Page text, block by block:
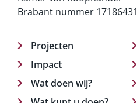
Brabant nummer 17186431
Projecten
Impact
Wat doen wij?